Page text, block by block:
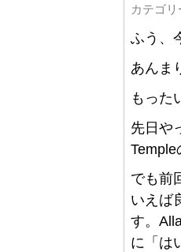
カテゴリ
ふう、
あんま
もった
先日や
でも前
いえば
す。
に「は